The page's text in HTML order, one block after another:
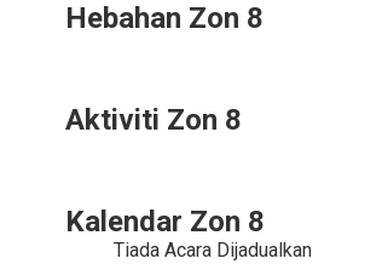
Hebahan Zon 8
Aktiviti Zon 8
Kalendar Zon 8
Tiada Acara Dijadualkan